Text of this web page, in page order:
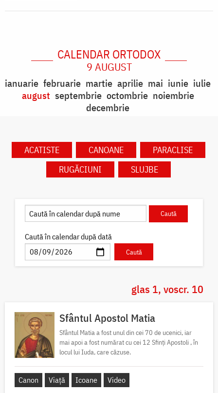
CALENDAR ORTODOX
9 AUGUST
ianuarie februarie martie aprilie mai iunie iulie
august septembrie octombrie noiembrie
decembrie
ACATISTE CANOANE
PARACLISE
RUGĂCIUNI
SLUJBE
Caută în calendar după dată
glas 1, voscr. 10
Sfântul Apostol Matia
Sfântul Matia a fost unul din cei 70 de ucenici, iar
mai apoi a fost numărat cu cei 12 Sfinți Apostoli , în
locul lui Iuda, care căzuse.
Canon Viață Icoane Video